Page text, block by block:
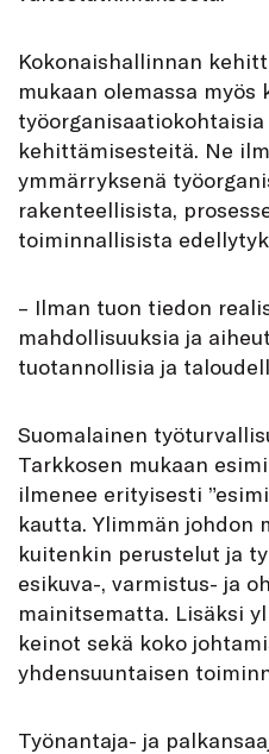
Kokonaishallinnan
mukaan olemassa myös
kehittämisesteitä. Ne
ymmärryksenä
rakenteellisista,
toiminnallisista
– Ilman tuon tiedon
mahdollisuuksia ja
tuotannollisia ja
Suomalainen
Tarkkosen mukaan
ilmenee erityisesti
kautta. Ylimmän johdon
kuitenkin perustelut ja
esikuva-, varmistus- ja
mainitsematta. Lisäksi
keinot sekä koko
yhdensuuntaisen
Työnantaja- ja